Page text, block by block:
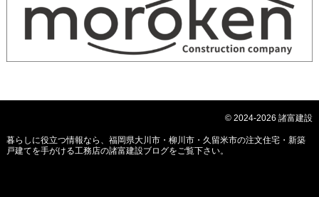
© 2024-2026 諸富建設
暮らしに役立つ情報なら、 福岡県大川市・柳川市・久留米市の注文住宅・新築
戸建てを手がける工務店の諸富建設ブログをご覧下さい。